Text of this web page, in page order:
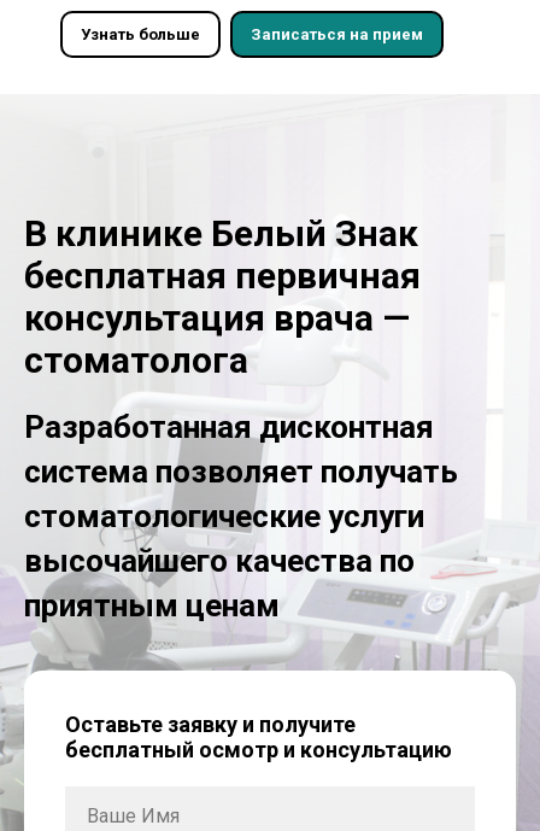
Узнать больше Записаться на прием
В клинике Белый Знак
бесплатная первичная
консультация врача —
стоматолога
Разработанная дисконтная
система позволяет получать
стоматологические услуги
высочайшего качества по
приятным ценам
Оставьте заявку и получите
бесплатный осмотр и консультацию